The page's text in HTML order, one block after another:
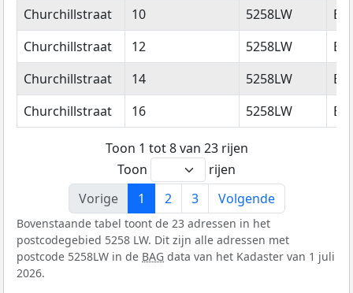
Churchillstraat
10 5258LW
Churchillstraat
12 5258LW
Churchillstraat
14 5258LW
Churchillstraat
16 5258LW
Toon 1 tot 8 van 23 rijen
Toon
rijen
Vorige
1 2 3 Volgende
Bovenstaande tabel toont de 23 adressen in het
postcodegebied 5258 LW. Dit zijn alle adressen met
postcode 5258LW in de BAG data van het Kadaster van 1 juli
2026.